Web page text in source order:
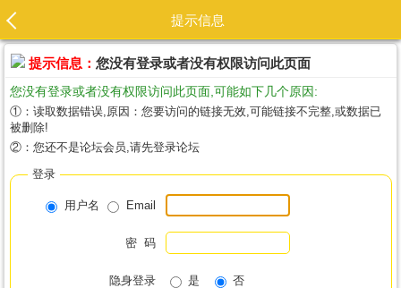
提示信息
提示信息： 您没有登录或者没有权限访问此页面
您没有登录或者没有权限访问此页面,可能如下几个原因:
①：读取数据错误,原因：您要访问的链接无效,可能链接不完整,或数据已
被删除!
②：您还不是论坛会员,请先登录论坛
登录
用户名 Email
密 码
隐身登录 是 否